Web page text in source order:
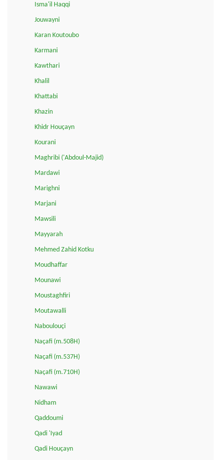
Isma'il Haqqi
Jouwayni
Karan Koutoubo
Karmani
Kawthari
Khalil
Khattabi
Khazin
Khidr Houçayn
Kourani
Maghribi ('Abdoul-Majid)
Mardawi
Marighni
Marjani
Mawsili
Mayyarah
Mehmed Zahid Kotku
Moudhaffar
Mounawi
Moustaghfiri
Moutawalli
Naboulouçi
Naçafi (m.508H)
Naçafi (m.537H)
Naçafi (m.710H)
Nawawi
Nidham
Qaddoumi
Qadi 'Iyad
Qadi Houçayn